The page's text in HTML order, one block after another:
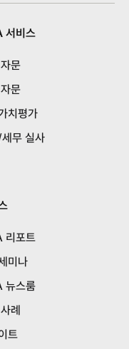
서비스
문
문
치평가
무 실사
리포트
미나
뉴스룸
례
트